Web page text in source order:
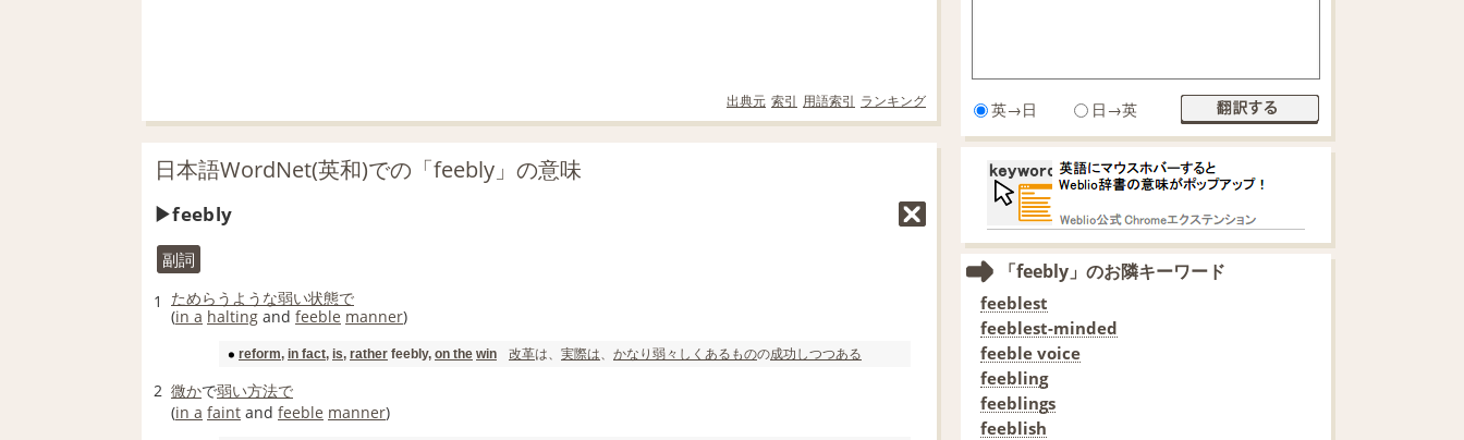
出典元 索引 用語索引 ランキング
日本語WordNet(英和)での「feebly」の意味
feebly
副詞
1 ためらう ような弱い状態で
(in a halting and feeble manner)
reform in fact is rather feebly, on the win 改革は、 実際は かなり 弱々しく あるものの成功 しつつある
2 微かで弱い方法で
(in a faint and feeble manner)
英→日 日→英
「feebly」のお隣キーワード
feeblest
feeblest-minded
feeble voice
feebling
feeblings
feeblish